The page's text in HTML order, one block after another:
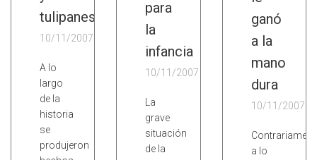
tulipanes
10/11/2007
A lo
largo
de la
historia
se
produjeron
para
la
infancia
10/11/2007
La
grave
situación
de la
ganó
a la
mano
dura
10/11/2007
a lo